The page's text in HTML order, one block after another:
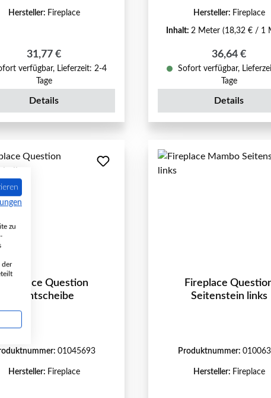
Hersteller: Fireplace
Regulärer Preis:
31,77 €
verfügbar, Lieferzeit: 2-4
Tage
Details
Hersteller: Fireplace
Inhalt: 2 Meter (18,32 € / 1
Regulärer
36,64 €
Sofort verfügbar,
Tage
Details
Fireplace Question
Sichtscheibe
01045693
Hersteller: Fireplace
Fireplace
Seitenstein links
Produktnummer:
Hersteller: Fireplace
zu
der